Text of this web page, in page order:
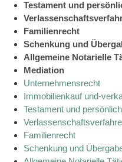
Testament und
Familienrecht
Schenkung und
Allgemeine Notarielle
Mediation
Unternehmensrecht
Immobilienkauf und-
Testament und
Familienrecht
Schenkung und